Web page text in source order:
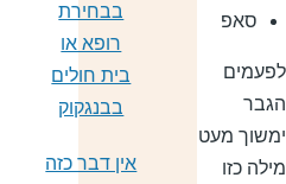
סאפ
מעט
כזו
בבחירת
רופא או
בית חולים
בבנגקוק
אין דבר כזה